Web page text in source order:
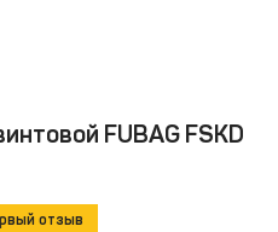
FUBAG FSKD
отзыв